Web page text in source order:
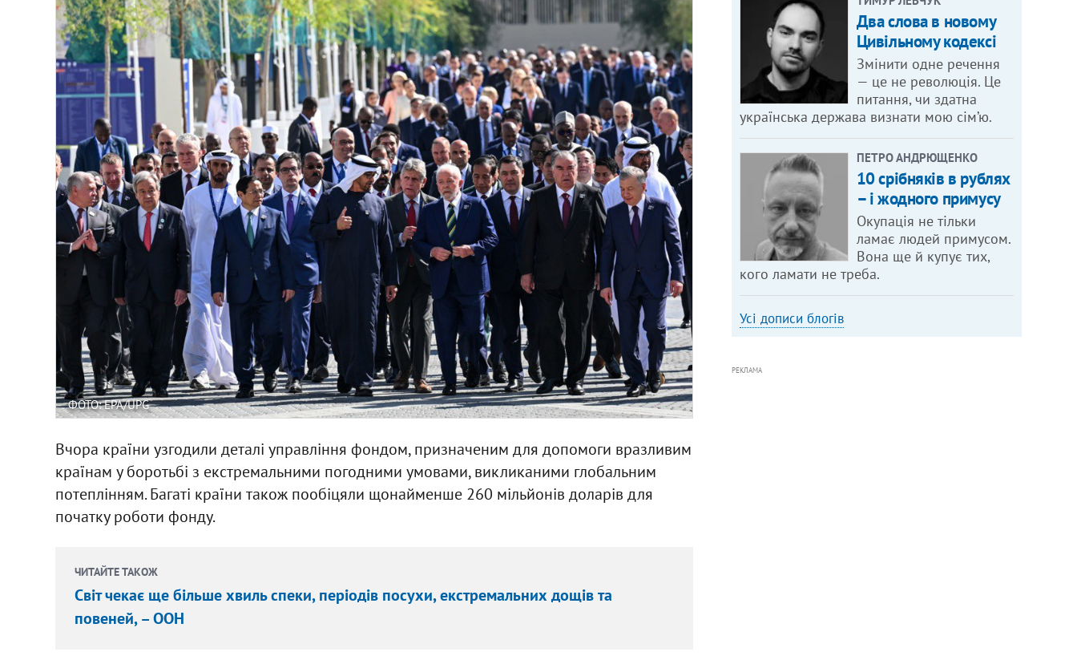
ФОТО: EPA/UPG
Вчора країни узгодили деталі управління фондом, призначеним для допомоги вразливим
країнам у боротьбі з екстремальними погодними умовами, викликаними глобальним
потеплінням. Багаті країни також пообіцяли щонайменше 260 мільйонів доларів для
початку роботи фонду.
ЧИТАЙТЕ ТАКОЖ
Світ чекає ще більше хвиль спеки, періодів посухи, екстремальних дощів та
повеней, – ООН
Два слова в новому
Цивільному кодексі
Змінити одне речення
— це не революція. Це
питання, чи здатна
українська держава визнати мою сім’ю.
ПЕТРО АНДРЮЩЕНКО
10 срібняків в рублях
– і жодного примусу
Окупація не тільки
ламає людей примусом.
Вона ще й купує тих,
кого ламати не треба.
Усі дописи блогів
РЕКЛАМА